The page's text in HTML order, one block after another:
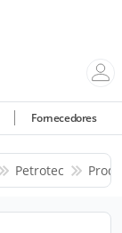
Fornecedores
Petrotec